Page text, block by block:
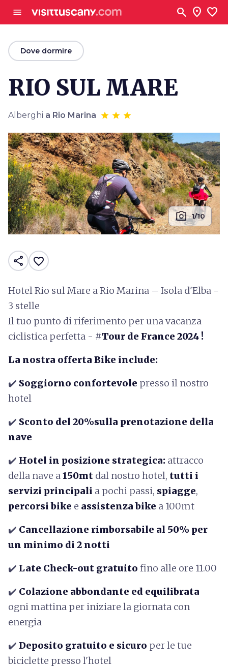
menu search location_on favorite
arrow_backDove dormire
RIO SUL MARE
Alberghi a Rio Marina
photo_camera 1/10
share favorite_border
Hotel Rio sul Mare a Rio Marina – Isola d'Elba -
3 stelle
Il tuo punto di riferimento per una vacanza
ciclistica perfetta - #Tour de France 2024 !
La nostra offerta Bike include:
✔️ Soggiorno confortevole presso il nostro
hotel
✔️ Sconto del 20%sulla prenotazione della
nave
✔️ Hotel in posizione strategica: attracco
della nave a150mt dal nostro hotel, tutti i
servizi principali a pochi passi, spiagge,
percorsi bike e assistenza bike a 100mt
✔️ Cancellazione rimborsabile al 50% per
un minimo di 2 notti
✔️ Late Check-out gratuito fino alle ore 11.00
✔️ Colazione abbondante ed equilibrata
ogni mattina per iniziare la giornata con
energia
✔️ Deposito gratuito e sicuro per le tue
biciclette presso l'hotel